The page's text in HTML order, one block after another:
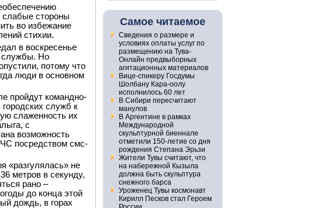
стороны
во избежание
стихии.
в воскресенье
службы. Но
потому что
люди в основном
пройдут командно-
служб к
слаженность их
с
возможность
посредством смс-
«разгулялась» не
метров в секунду,
рано –
до конца этой
дождь, в горах
Самое читаемое
Сведения о размере и
условиях оплаты услуг по
размещению на Тува-
Онлайн предвыборных
агитационных материалов
Вице-спикеру Госдумы
Шолбану Кара-оолу
исполнилось 60 лет
В Сибири пересчитают
манулов
В Аргентине в рамках
Международной
скульптурной биеннале
отметили 150-летие со дня
рождения Степана Эрьзи
Жители Тувы считают, что
на набережной Кызыла
должна быть скульптура
снежного барса
Уроженец Тувы космонавт
Кирилл Песков стал Героем